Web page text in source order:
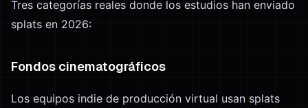
Tres categorías reales donde los estudios han enviado
splats en 2026:
Fondos cinematográficos
Los equipos indie de producción virtual usan splats